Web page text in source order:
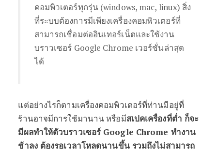
คอมพิวเตอร์ทุกรุ่น (windows, mac, linux) สิ่ง
ที่ระบบต้องการมีเพียงเครื่องคอมพิวเตอร์ที่
สามารถเชื่อมต่ออินเทอร์เน็ตและใช้งาน
บราวเซอร์ Google Chrome เวอร์ชั่นล่าสุด
ได้
แต่อย่างไรก็ตามเครื่องคอมพิวเตอร์ที่ท่านมีอยู่ที่
ร้านอาจมีการใช้มานาน หรือมีสเปคเครื่องที่ต่ำ ก็จะ
มีผลทำให้ตัวบราวเซอร์ Google Chrome ทำงาน
ช้าลง ต้องรอเวลาโหลดนานขึ้น รวมถึงไม่สามารถ